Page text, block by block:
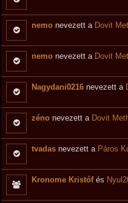
nemo nevezett a Dovit
nemo nevezett a Dovit
Nagydani0216 nevezett a
zéno nevezett a Dovit
tvadas nevezett a Páros
Kronome Kristófés